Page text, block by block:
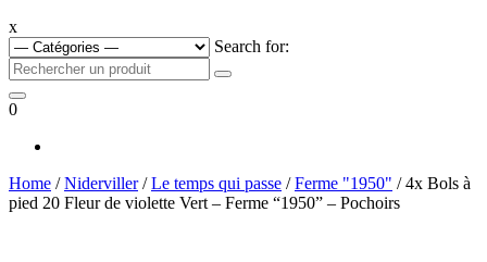
x
Search for:
0
Home /Niderviller/Le temps qui passe /Ferme "1950" / 4x Bols à
pied 20 Fleur de violette Vert – Ferme “1950” – Pochoirs